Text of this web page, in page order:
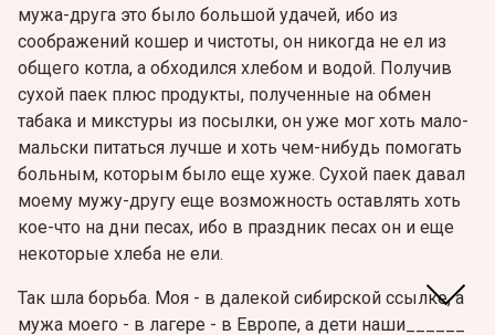
мужа-друга это было большой удачей, ибо из
соображений кошер и чистоты, он никогда не ел из
общего котла, а обходился хлебом и водой. Получив
сухой паек плюс продукты, полученные на обмен
табака и микстуры из посылки, он уже мог хоть мало-
мальски питаться лучше и хоть чем-нибудь помогать
больным, которым было еще хуже. Сухой паек давал
моему мужу-другу еще возможность оставлять хоть
кое-что на дни песах, ибо в праздник песах он и еще
некоторые хлеба не ели.
Так шла борьба. Моя - в далекой сибирской ссылке, а
мужа моего - в лагере - в Европе, а дети наши______